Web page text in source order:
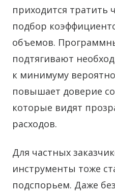
приходится тратить
подбор
объемов.
подтягивают
к минимуму
повышает доверие
которые видят
расходов.
Для частных
инструменты тоже
подспорьем. Даже